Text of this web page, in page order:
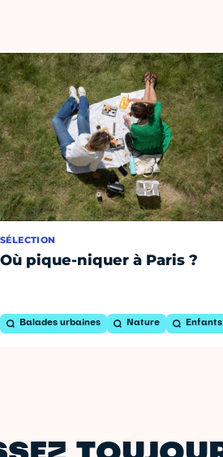
SÉLECTION
Où pique-niquer à Paris ?
Balades urbaines Nature Enfants